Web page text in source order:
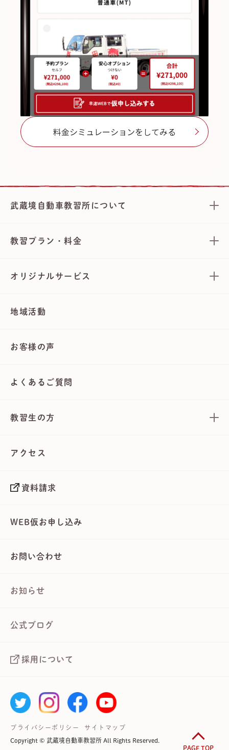
PAGE TOP
料金シミュレーションをしてみる
武蔵境自動車教習所について
教習プラン・料金
オリジナルサービス
地域活動
お客様の声
よくあるご質問
教習生の方
アクセス
資料請求
WEB仮お申し込み
お問い合わせ
お知らせ
公式ブログ
採用について
プライバシーポリシー サイトマップ
Copyright © 武蔵境自動車教習所 All Rights Reserved.